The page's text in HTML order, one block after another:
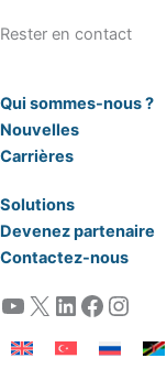
Rester en contact
Qui sommes-nous ?
Nouvelles
Carrières
Solutions
Devenez partenaire
Contactez-nous
YouTube X LinkedIn Facebook Instagram